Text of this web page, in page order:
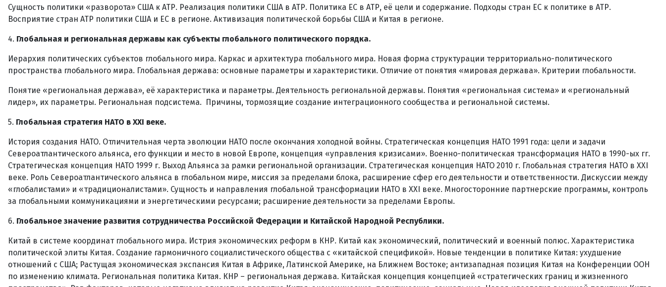
Сущность политики «разворота» США к АТР. Реализация политики США в АТР. Политика ЕС в АТР, её цели и содержание. Подходы стран ЕС к политике в АТР.
Восприятие стран АТР политики США и ЕС в регионе. Активизация политической борьбы США и Китая в регионе.
4. Глобальная и региональная державы как субъекты глобального политического порядка.
Иерархия политических субъектов глобального мира. Каркас и архитектура глобального мира. Новая форма структурации территориально-политического
пространства глобального мира. Глобальная держава: основные параметры и характеристики. Отличие от понятия «мировая держава». Критерии глобальности.
Понятие «региональная держава», её характеристика и параметры. Деятельность региональной державы. Понятия «региональная система» и «региональный
лидер», их параметры. Региональная подсистема. Причины, тормозящие создание интеграционного сообщества и региональной системы.
5. Глобальная стратегия НАТО в XXI веке.
История создания НАТО. Отличительная черта эволюции НАТО после окончания холодной войны. Стратегическая концепция НАТО 1991 года: цели и задачи
Североатлантического альянса, его функции и место в новой Европе, концепция «управления кризисами». Военно-политическая трансформация НАТО в 1990-ых гг.
Стратегическая концепция НАТО 1999 г. Выход Альянса за рамки региональной организации. Стратегическая концепция НАТО 2010 г. Глобальная стратегия НАТО в XXI
веке. Роль Североатлантического альянса в глобальном мире, миссия за пределами блока, расширение сфер его деятельности и ответственности. Дискуссии между
«глобалистами» и «традиционалистами». Сущность и направления глобальной трансформации НАТО в XXI веке. Многосторонние партнерские программы, контроль
за глобальными коммуникациями и энергетическими ресурсами; расширение деятельности за пределами Европы.
6. Глобальное значение развития сотрудничества Российской Федерации и Китайской Народной Республики.
Китай в системе координат глобального мира. Истрия экономических реформ в КНР. Китай как экономический, политический и военный полюс. Характеристика
политической элиты Китая. Создание гармоничного социалистического общества с «китайской спецификой». Новые тенденции в политике Китая: ухудшение
отношений с США; Растущая экономическая экспансия Китая в Африке, Латинской Америке, на Ближнем Востоке; антизападная позиция Китая на Конференции ООН
по изменению климата. Региональная политика Китая. КНР – региональная держава. Китайская концепция концепцией «стратегических границ и жизненного